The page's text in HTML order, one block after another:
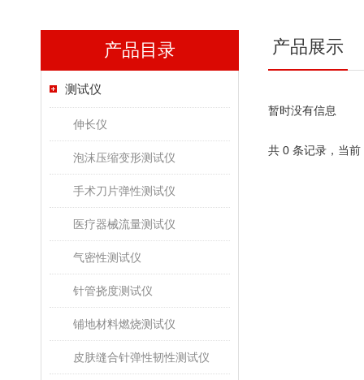
产品目录
测试仪
伸长仪
泡沫压缩变形测试仪
手术刀片弹性测试仪
医疗器械流量测试仪
气密性测试仪
针管挠度测试仪
铺地材料燃烧测试仪
皮肤缝合针弹性韧性测试仪
产品展示
暂时没有信息
共 0 条记录，当